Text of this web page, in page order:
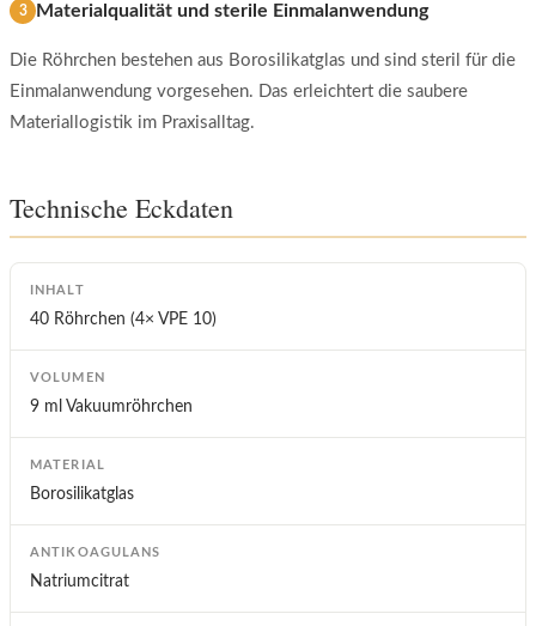
3 Materialqualität und sterile Einmalanwendung
Die Röhrchen bestehen aus Borosilikatglas und sind steril für die
Einmalanwendung vorgesehen. Das erleichtert die saubere
Materiallogistik im Praxisalltag.
Technische Eckdaten
INHALT
40 Röhrchen (4× VPE 10)
VOLUMEN
9 ml Vakuumröhrchen
MATERIAL
Borosilikatglas
ANTIKOAGULANS
Natriumcitrat